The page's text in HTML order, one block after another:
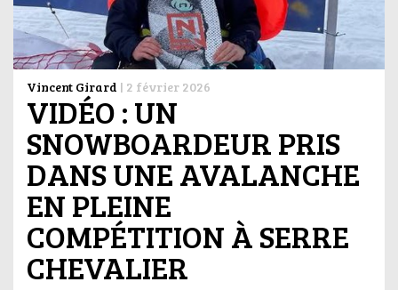
Vincent Girard | 2 février 2026
VIDÉO : UN
SNOWBOARDEUR PRIS
DANS UNE AVALANCHE
EN PLEINE
COMPÉTITION À SERRE
CHEVALIER